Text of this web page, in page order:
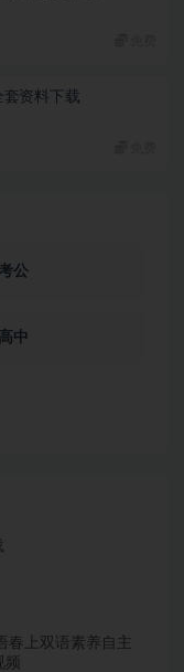
资料下载
公
高中
春上双语素养自主
频